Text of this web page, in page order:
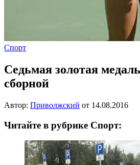
Спорт
Седьмая золотая
сборной
Автор: Приволжский от 14.08.2016
Читайте в рубрике Спорт: